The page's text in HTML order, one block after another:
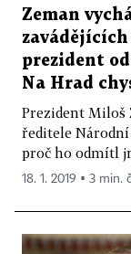
Zeman
prezident
Na Hrad
Prezident Miloš
ředitele
proč ho odmítl
18. 1. 2019 ▪ 3 min.